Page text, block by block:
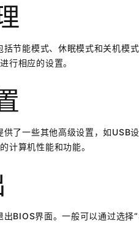
节能模式、休眠模式和关机模
行相应的设置。
了一些其他高级设置，如USB
计算机性能和功能。
BIOS界面。一般可以通过选